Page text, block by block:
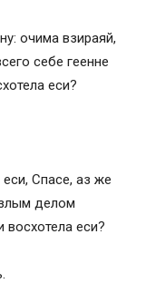
очима взираяй,
себе геенне
еси?
Спасе, аз же
делом
восхотела еси?